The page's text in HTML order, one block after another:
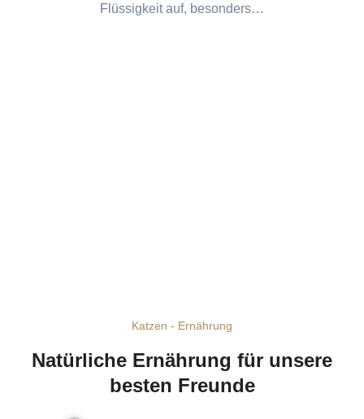
Flüssigkeit auf, besonders…
Katzen - Ernährung
Natürliche Ernährung für unsere
besten Freunde